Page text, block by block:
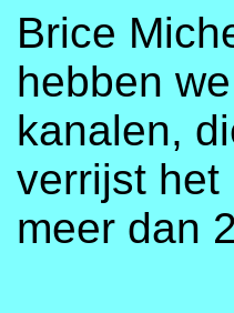
Brice
hebben
kanalen,
verrijst het
meer dan